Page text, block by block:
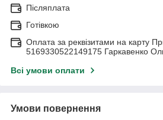
Післяплата
Готівкою
Оплата за реквізитами на карту
5169330522149175 Гаркавенко
Всі умови оплати
Умови повернення